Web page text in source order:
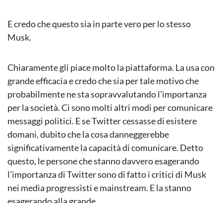
E credo che questo sia in parte vero per lo stesso
Musk.
Chiaramente gli piace molto la piattaforma. La usa con
grande efficacia e credo che sia per tale motivo che
probabilmente ne sta sopravvalutando l’importanza
per la società. Ci sono molti altri modi per comunicare
messaggi politici. E se Twitter cessasse di esistere
domani, dubito che la cosa danneggerebbe
significativamente la capacità di comunicare. Detto
questo, le persone che stanno davvero esagerando
l’importanza di Twitter sono di fatto i critici di Musk
nei media progressisti e mainstream. E la stanno